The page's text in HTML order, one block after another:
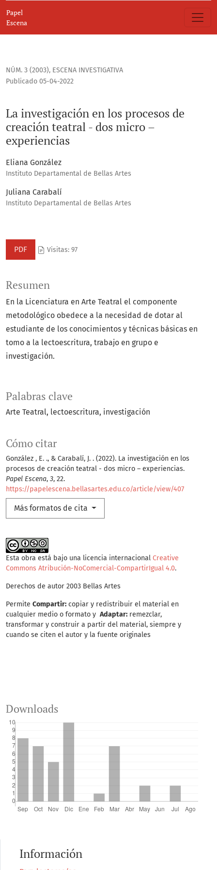
Papel
Escena
NÚM. 3 (2003), ESCENA INVESTIGATIVA
La investigación en los procesos de
creación teatral - dos micro –
experiencias
Publicado 05-04-2022
Eliana González
Instituto Departamental de Bellas Artes
Juliana Carabalí
Instituto Departamental de Bellas Artes
PDF Visitas: 97
Palabras clave
Arte Teatral lectoescritura investigación
Cómo citar
González , E. ., & Carabalí, J. . (2022). La investigación en los
procesos de creación teatral - dos micro – experiencias.
Papel Escena, 3, 22.
https://papelescena.bellasartes.edu.co/article/view/407
Más formatos de cita
Resumen
En la Licenciatura en Arte Teatral el componente
metodológico obedece a la necesidad de dotar al
estudiante de los conocimientos y técnicas básicas en
tomo a la lectoescritura, trabajo en grupo e
investigación.
Esta obra está bajo una licencia internacional Creative
Commons Atribución-NoComercial-CompartirIgual 4.0.
Derechos de autor 2003 Bellas Artes
Permite Compartir: copiar y redistribuir el material en
cualquier medio o formato y Adaptar: remezclar,
transformar y construir a partir del material, siempre y
cuando se citen el autor y la fuente originales
Downloads
Información